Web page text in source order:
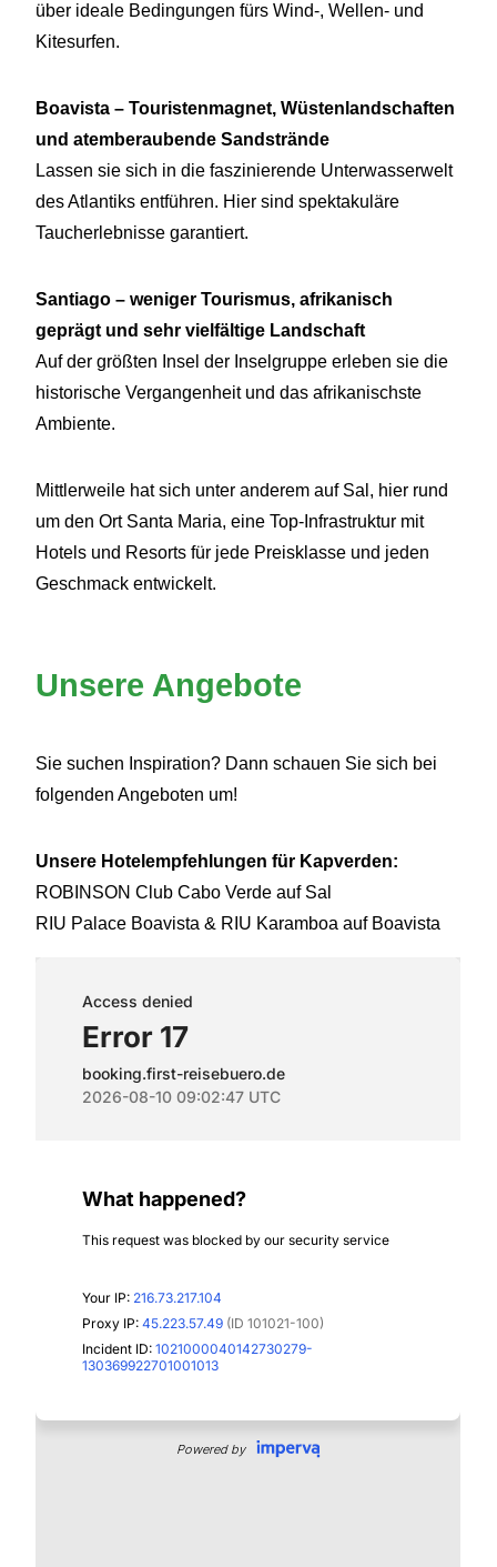
über ideale Bedingungen fürs Wind-, Wellen- und
Kitesurfen.
Boavista – Touristenmagnet, Wüstenlandschaften
und atemberaubende Sandstrände
Lassen sie sich in die faszinierende Unterwasserwelt
des Atlantiks entführen. Hier sind spektakuläre
Taucherlebnisse garantiert.
Santiago – weniger Tourismus, afrikanisch
geprägt und sehr vielfältige Landschaft
Auf der größten Insel der Inselgruppe erleben sie die
historische Vergangenheit und das afrikanischste
Ambiente.
Mittlerweile hat sich unter anderem auf Sal, hier rund
um den Ort Santa Maria, eine Top-Infrastruktur mit
Hotels und Resorts für jede Preisklasse und jeden
Geschmack entwickelt.
Unsere Angebote
Sie suchen Inspiration? Dann schauen Sie sich bei
folgenden Angeboten um!
Unsere Hotelempfehlungen für Kapverden:
ROBINSON Club Cabo Verde auf Sal
RIU Palace Boavista & RIU Karamboa auf Boavista